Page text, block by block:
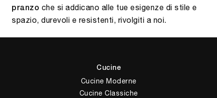
pranzo che si addicano alle tue esigenze di stile e
spazio, durevoli e resistenti, rivolgiti a noi.
Cucine
Cucine Moderne
Cucine Classiche